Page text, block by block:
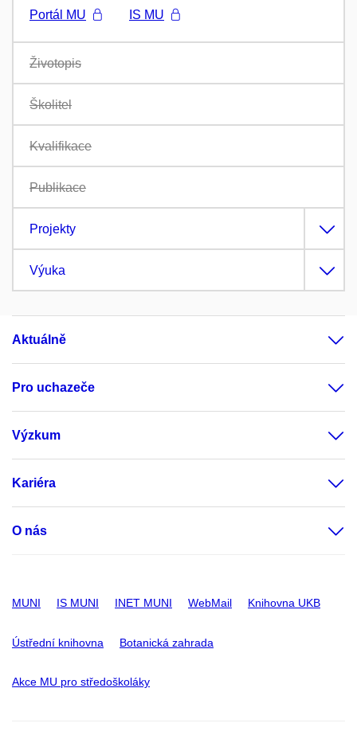
Portál MU
IS MU
Životopis
Školitel
Kvalifikace
Publikace
Projekty
Výuka
Aktuálně
Pro uchazeče
Výzkum
Kariéra
O nás
MUNI IS MUNI INET MUNI WebMail Knihovna UKB
Ústřední knihovna Botanická zahrada
Akce MU pro středoškoláky